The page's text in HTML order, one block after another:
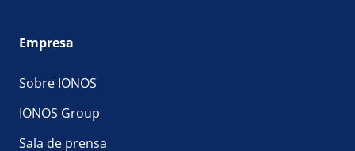
Empresa
Sobre IONOS
IONOS Group
Sala de prensa